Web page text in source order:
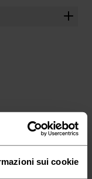
sui cookie
realizzati